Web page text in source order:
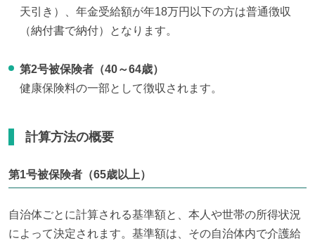
天引き）、年金受給額が年18万円以下の方は普通徴収
（納付書で納付）となります。
第2号被保険者（40～64歳）
健康保険料の一部として徴収されます。
計算方法の概要
第1号被保険者（65歳以上）
自治体ごとに計算される基準額と、本人や世帯の所得状況
によって決定されます。基準額は、その自治体内で介護給